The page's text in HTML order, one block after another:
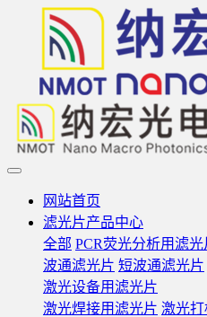
网站首页
滤光片产品中心
全部 PCR荧光分析用滤光
波通滤光片 短波通滤光片
激光设备用滤光片
激光焊接用滤光片 激光